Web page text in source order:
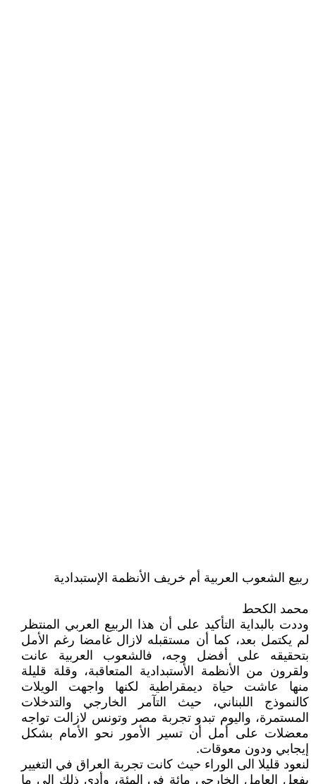
ربيع الشعوب العربية أم خريف الأنظمة الإستبدادية
محمد الكحط
وددت بالبداية التأكيد على أن هذا الربيع العربي المنتظر
لم يكتمل بعد، كما أن مستقبله لازال غامضا رغم الأمل
بتحقيقه على أفضل وجه، فالشعوب العربية عانت
ولقرون من الأنظمة الأستبدادية المتعاقبة، وقلة قليلة
منها عاشت حياة ديمقراطية لكنها واجهت الويلات
كالنموذج اللبناني، حيث التآمر الخارجي والتدخلات
المستمرة، واليوم تبدو تجربة مصر وتونس لازالت تواجه
معضلات على أمل أن تسير الأمور نحو الأمام بشكل
إيجابي ودون معوقات.
لنعود قليلا الى الوراء حيث كانت تجربة العراق في التغيير
بفعل العامل الخارجي مائة في المئة، وأدى ذلك الى ما